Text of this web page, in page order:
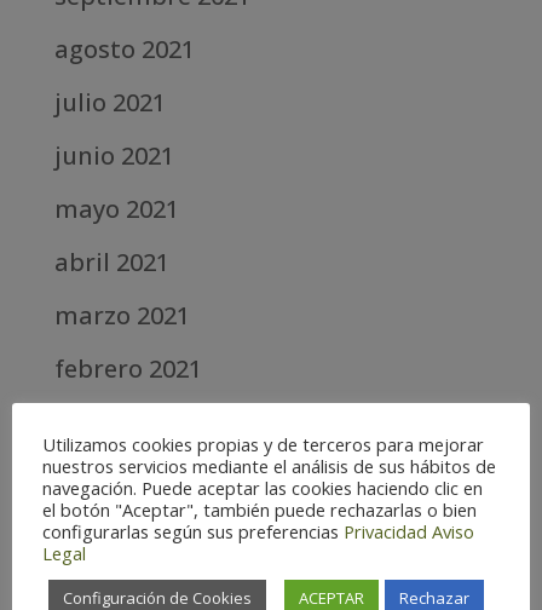
agosto 2021
julio 2021
junio 2021
mayo 2021
abril 2021
marzo 2021
febrero 2021
abril 2020
marzo 2020
febrero 2019
Utilizamos cookies propias y de terceros para mejorar
nuestros servicios mediante el análisis de sus hábitos de
navegación. Puede aceptar las cookies haciendo clic en
el botón "Aceptar", también puede rechazarlas o bien
configurarlas según sus preferencias Privacidad Aviso
Legal
Configuración de Cookies ACEPTAR Rechazar